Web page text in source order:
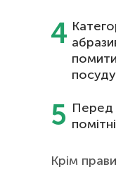
Перед
Крім